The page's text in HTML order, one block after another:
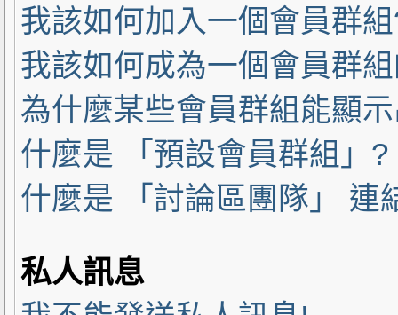
我該如何加入一個會員群
我該如何成為一個會員群
為什麼某些會員群組能顯
什麼是 「預設會員群組」?
什麼是 「討論區團隊」 連
私人訊息